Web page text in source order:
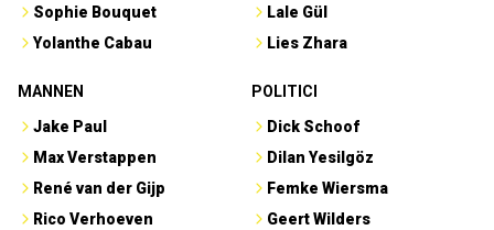
Sophie Bouquet
Yolanthe Cabau
Lale Gül
Lies Zhara
MANNEN
Jake Paul
Max Verstappen
René van der Gijp
Rico Verhoeven
POLITICI
Dick Schoof
Dilan Yesilgöz
Femke Wiersma
Geert Wilders